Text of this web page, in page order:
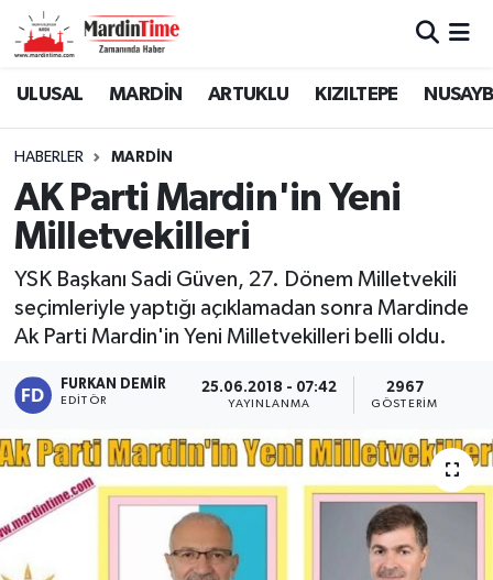
ULUSAL MARDİN ARTUKLU KIZILTEPE
HABERLER MARDİN
AK Parti Mardin'in Yeni
Milletvekilleri
YSK Başkanı Sadi Güven, 27. Dönem Milletvekili
seçimleriyle yaptığı açıklamadan sonra Mardinde
Ak Parti Mardin'in Yeni Milletvekilleri belli oldu.
FURKAN DEMIR
EDITÖR
25.06.2018 - 07:42
YAYINLANMA
2967
GÖSTERIM
Mardin Nöbetçi Eczaneler
Mardin Namaz Vakitleri
Mardin Trafik Yoğunluk Haritası
Süper Lig Puan Durumu ve Fikstür
Haber Arşivi